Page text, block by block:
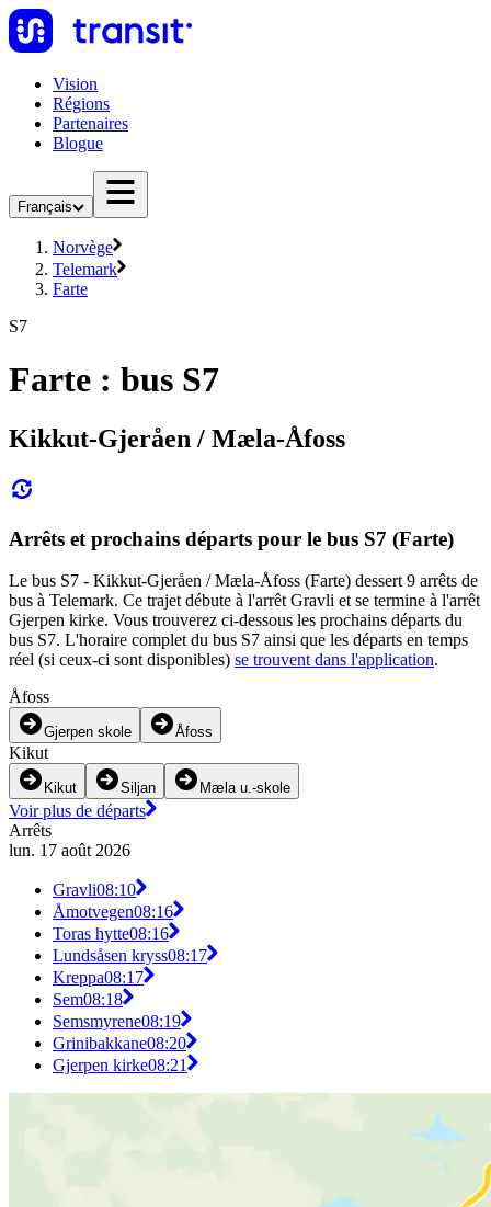
Vision
Régions
Partenaires
Blogue
Français
Norvège
Telemark
Farte
S7
Farte : bus S7
Kikkut-Gjeråen / Mæla-Åfoss
Arrêts et prochains départs pour le bus S7 (Farte)
Le bus S7 - Kikkut-Gjeråen / Mæla-Åfoss (Farte) dessert 9 arrêts de
bus à Telemark. Ce trajet débute à l'arrêt Gravli et se termine à l'arrêt
Gjerpen kirke. Vous trouverez ci-dessous les prochains départs du
bus S7. L'horaire complet du bus S7 ainsi que les départs en temps
réel (si ceux-ci sont disponibles) se trouvent dans l'application.
Åfoss
Gjerpen skole Åfoss
Kikut
Kikut Siljan Mæla u.-skole
Voir plus de départs
Arrêts
lun. 17 août 2026
Gravli08:10
Åmotvegen08:16
Toras hytte08:16
Lundsåsen kryss08:17
Kreppa08:17
Sem08:18
Semsmyrene08:19
Grinibakkane08:20
Gjerpen kirke08:21